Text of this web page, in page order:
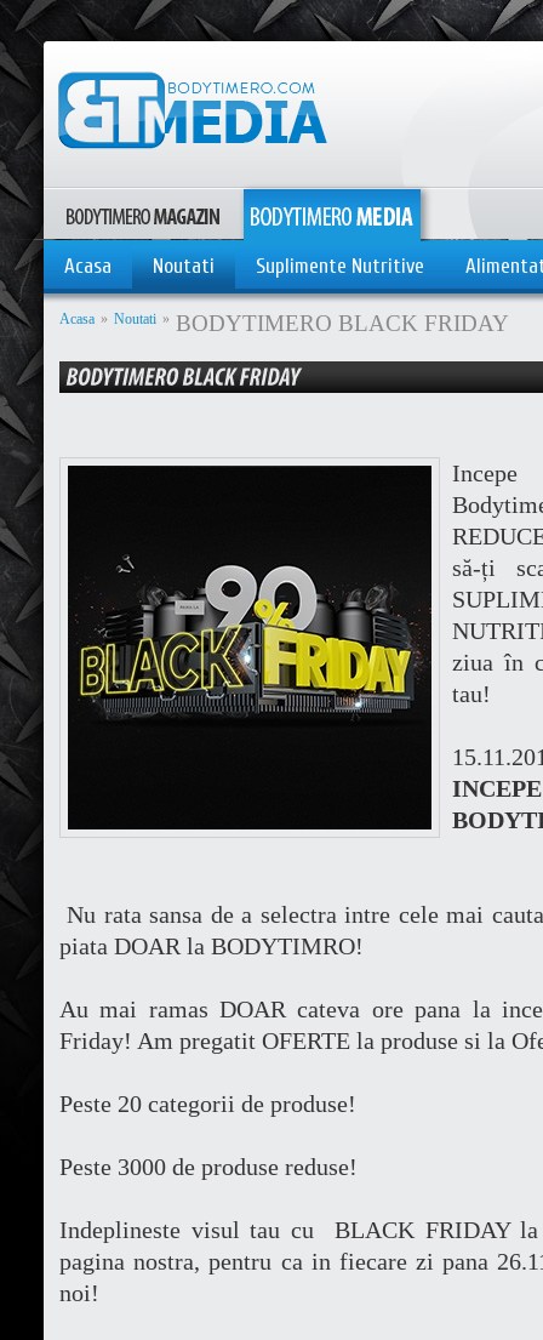
Acasa Noutati Suplimente Nutritive
Acasa » Noutati » BODYTIMERO BLACK FRIDAY
să-ți
ziua în
tau!
Nu rata sansa de a selectra intre cele mai
piata DOAR la BODYTIMRO!
Au mai ramas DOAR cateva ore pana la
Friday! Am pregatit OFERTE la produse si la
Peste 20 categorii de produse!
Peste 3000 de produse reduse!
Indeplineste visul tau cu BLACK FRIDAY la
pagina nostra, pentru ca in fiecare zi pana
noi!